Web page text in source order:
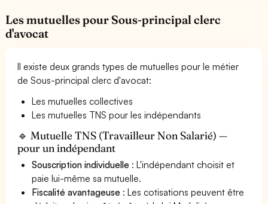
Les mutuelles pour Sous-principal clerc
d'avocat
Il existe deux grands types de mutuelles pour le métier
de Sous-principal clerc d'avocat:
Les mutuelles collectives
Les mutuelles TNS pour les indépendants
🔹 Mutuelle TNS (Travailleur Non Salarié) —
pour un indépendant
Souscription individuelle : L'indépendant choisit et
paie lui-même sa mutuelle.
Fiscalité avantageuse : Les cotisations peuvent être